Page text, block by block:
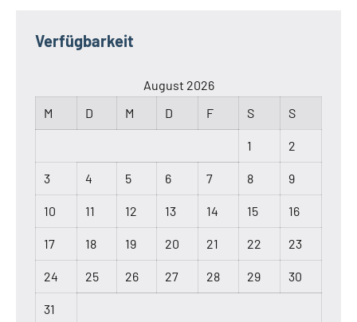
Verfügbarkeit
August 2026
M
D M D F S S
1 2
3 4 5 6 7 8 9
10 11 12 13 14 15 16
17 18 19 20 21 22 23
24 25 26 27 28 29 30
31